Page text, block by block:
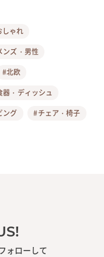
しゃれ
ンズ・男性
#北欧
器・ディッシュ
ング
#チェア・椅子
ォローして